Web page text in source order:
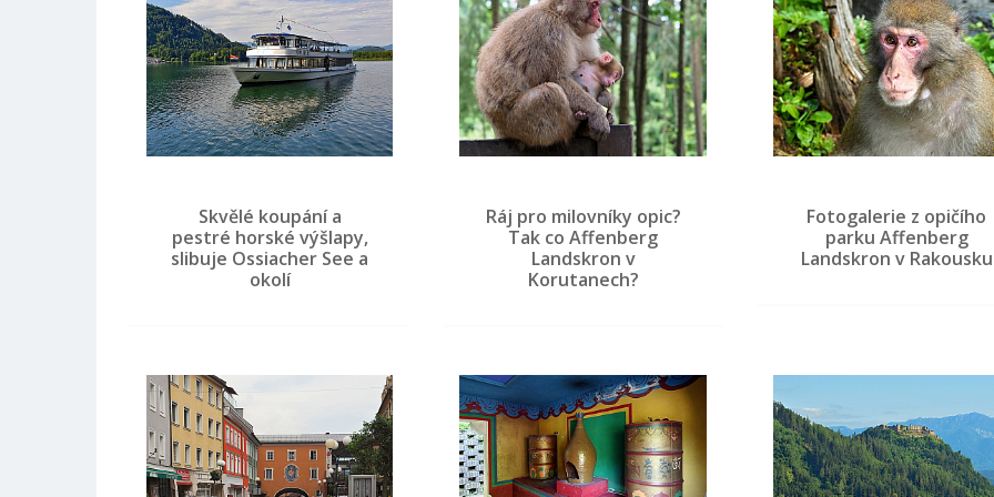
Skvělé koupání a
pestré horské výšlapy,
slibuje Ossiacher See a
okolí
Ráj pro milovníky opic?
Tak co Affenberg
Landskron v
Korutanech?
Fotogalerie z opičího
parku Affenberg
Landskron v Rakousku